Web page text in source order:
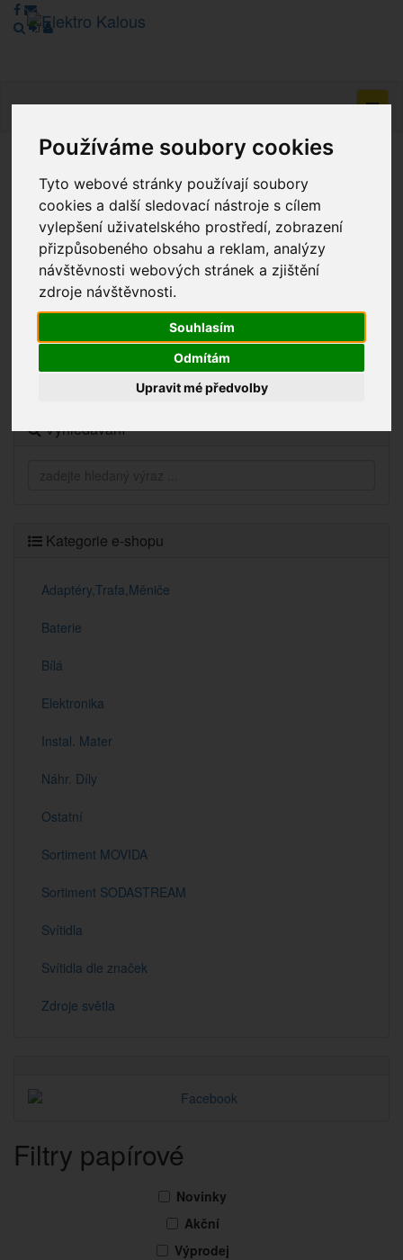
Používáme soubory cookies
Tyto webové stránky používají soubory
cookies a další sledovací nástroje s cílem
vylepšení uživatelského prostředí, zobrazení
přizpůsobeného obsahu a reklam, analýzy
návštěvnosti webových stránek a zjištění
zdroje návštěvnosti.
Souhlasím
Odmítám
Upravit mé předvolby
Vážení zákazníci, v tuto chvíli je Náš internetový obchod v
režimu Katalogu. Objednávky on-line nyní nelze vyřídit.
Děkujeme za pochopení.
Výprodej
Vyhledávání
Kategorie e-shopu
Adaptéry,Trafa,Měniče
Baterie
Bílá
Elektronika
Instal. Mater
Náhr. Díly
Ostatní
Sortiment MOVIDA
Sortiment SODASTREAM
Svítidla
Svítidla dle značek
Zdroje světla
Filtry papírové
Novinky
Akční
Výprodej